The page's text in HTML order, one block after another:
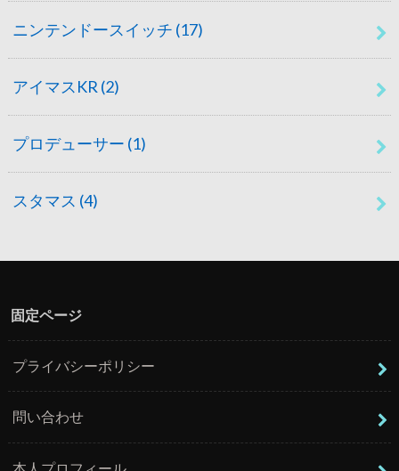
ニンテンドースイッチ (17)
アイマスKR (2)
プロデューサー (1)
スタマス (4)
固定ページ
プライバシーポリシー
問い合わせ